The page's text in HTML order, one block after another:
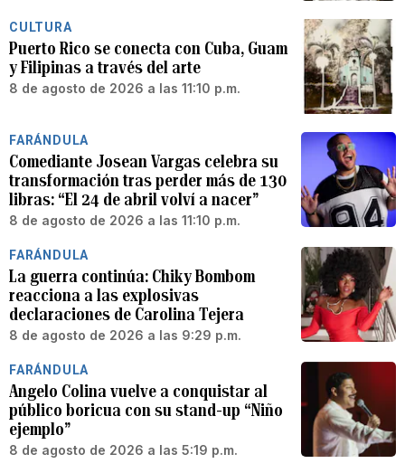
CULTURA
Puerto Rico se conecta con Cuba, Guam
y Filipinas a través del arte
8 de agosto de 2026 a las 11:10 p.m.
FARÁNDULA
Comediante Josean Vargas celebra su
transformación tras perder más de 130
libras: “El 24 de abril volví a nacer”
8 de agosto de 2026 a las 11:10 p.m.
FARÁNDULA
La guerra continúa: Chiky Bombom
reacciona a las explosivas
declaraciones de Carolina Tejera
8 de agosto de 2026 a las 9:29 p.m.
FARÁNDULA
Angelo Colina vuelve a conquistar al
público boricua con su stand-up “Niño
ejemplo”
8 de agosto de 2026 a las 5:19 p.m.